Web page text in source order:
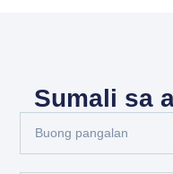
Sumali sa